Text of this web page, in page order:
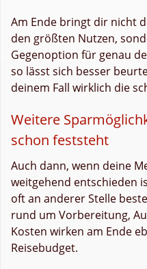
Am Ende bringt dir nicht
den größten Nutzen,
Gegenoption für genau
so lässt sich besser
deinem Fall wirklich die
Weitere
schon feststeht
Auch dann, wenn deine
weitgehend entschieden
oft an anderer Stelle
rund um Vorbereitung,
Kosten wirken am Ende
Reisebudget.